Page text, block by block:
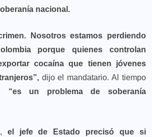
nacional.
Nosotros estamos perdiendo
porque quienes controlan
cocaína que tienen jóvenes
dijo el mandatario. Al tiempo
“es un problema de soberanía
el jefe de Estado precisó que si